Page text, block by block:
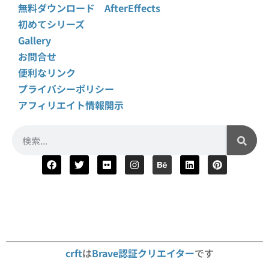
無料ダウンロード AfterEffects
初めてシリーズ
Gallery
お問合せ
便利なリンク
プライバシーポリシー
アフィリエイト情報開示
crftはBrave認証クリエイターです